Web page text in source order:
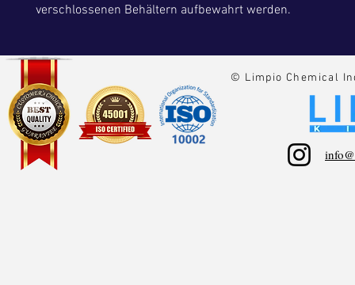
verschlossenen Behältern aufbewahrt werden.
© Limpio Chemical